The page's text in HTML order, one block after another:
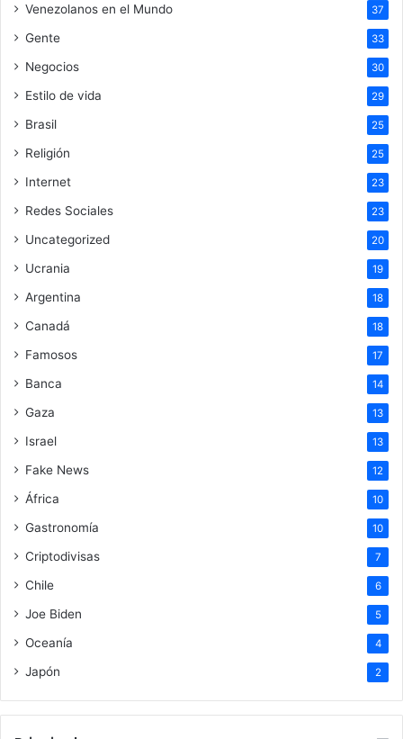
Venezolanos en el Mundo 37
Gente 33
Negocios 30
Estilo de vida 29
Brasil 25
Religión 25
Internet 23
Redes Sociales 23
Uncategorized 20
Ucrania 19
Argentina 18
Canadá 18
Famosos 17
Banca 14
Gaza 13
Israel 13
Fake News 12
África 10
Gastronomía 10
Criptodivisas 7
Chile 6
Joe Biden 5
Oceanía 4
Japón 2